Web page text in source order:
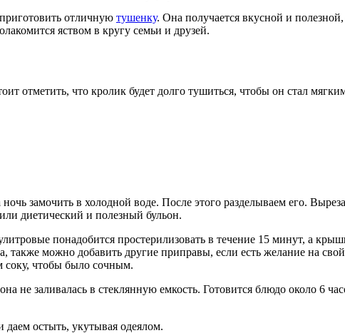
отличную тушенку. Она получается вкусной и
яством в кругу семьи и друзей.
отметить, что кролик будет долго тушиться, чтобы он стал
замочить в холодной воде. После этого разделываем его.
диетический и полезный бульон.
понадобится простерилизовать в течение 15 минут, а
также можно добавить другие приправы, если есть желание на
соку, чтобы было сочным.
не заливалась в стеклянную емкость. Готовится блюдо около 6
остыть, укутывая одеялом.